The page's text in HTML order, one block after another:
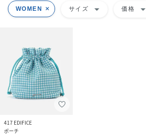
WOMEN サイズ arrow_drop_down 価格 arrow_drop_down
417 EDIFICE
ポーチ